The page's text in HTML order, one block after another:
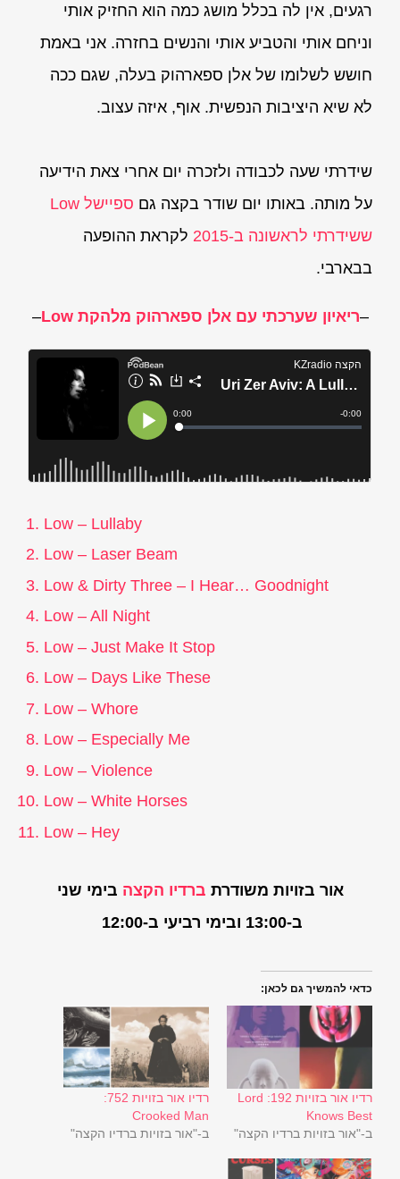
רגעים, אין לה בכלל מושג כמה הוא החזיק אותי
וניחם אותי והטביע אותי והנשים בחזרה. אני באמת
חושש לשלומו של אלן ספארהוק בעלה, שגם ככה
לא שיא היציבות הנפשית. אוף, איזה עצוב.
שידרתי שעה לכבודה ולזכרה יום אחרי צאת הידיעה
על מותה. באותו יום שודר בקצה גם
ספיישל Low
ששידרתי לראשונה ב-2015
לקראת ההופעה
בבארבי.
–ריאיון שערכתי עם אלן ספארהוק מלהקת Low –
Low – Lullaby
Low – Laser Beam
Low & Dirty Three – I Hear… Goodnight
Low – All Night
Low – Just Make It Stop
Low – Days Like These
Low – Whore
Low – Especially Me
Low – Violence
Low – White Horses
Low – Hey
אור בזויות משודרת ברדיו הקצה בימי שני
ב-13:00 ובימי רביעי ב-12:00
כדאי להמשיך גם לכאן:
רדיו אור בזויות 192: Lord
Knows Best
ב-"אור בזויות ברדיו הקצה"
רדיו אור בזויות 752:
Crooked Man
ב-"אור בזויות ברדיו הקצה"